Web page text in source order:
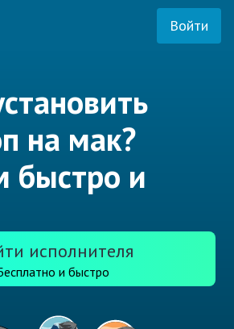
Войти
на мак?
быстро и
исполнителя
и быстро